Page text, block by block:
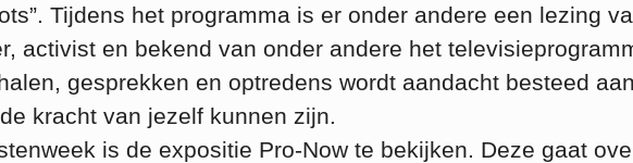
Tijdens het programma is er onder andere een lezing
activist en bekend van onder andere het
gesprekken en optredens wordt aandacht besteed aan
kracht van jezelf kunnen zijn.
is de expositie Pro-Now te bekijken. Deze gaat